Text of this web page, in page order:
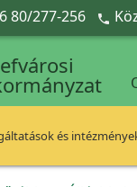
80/277-256 
és